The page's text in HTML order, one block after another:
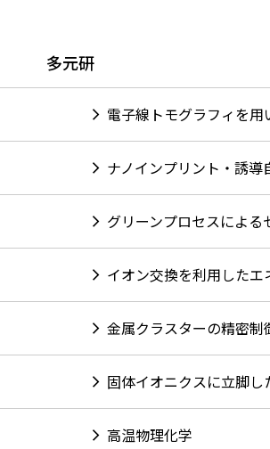
多元研
電子線トモグラフィを
ナノインプリント・誘
グリーンプロセスによ
イオン交換を利用した
金属クラスターの精密
固体イオニクスに立脚
高温物理化学